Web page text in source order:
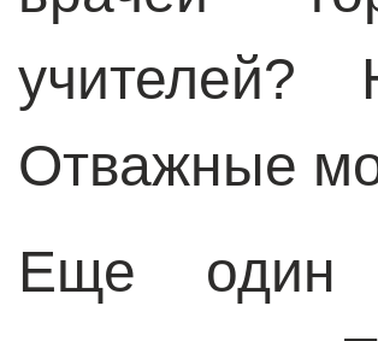
учителей?
Отважные
Еще один